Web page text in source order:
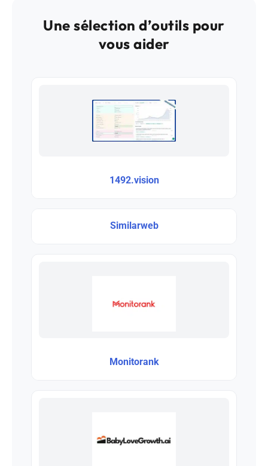
Une sélection d’outils pour
vous aider
1492.vision
Similarweb
Monitorank